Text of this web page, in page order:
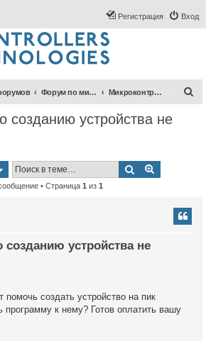
Вход
Регистрация
Форум по микроконтроллерам Микроконтроллеры PIC
созданию устройства не
Поиск
• Страница 1 из 1
устройства не
создать устройство на пик
программу к нему? Готов оплатить вашу